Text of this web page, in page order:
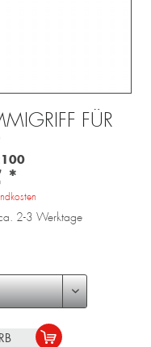
FÜR
*
2-3 Werktage